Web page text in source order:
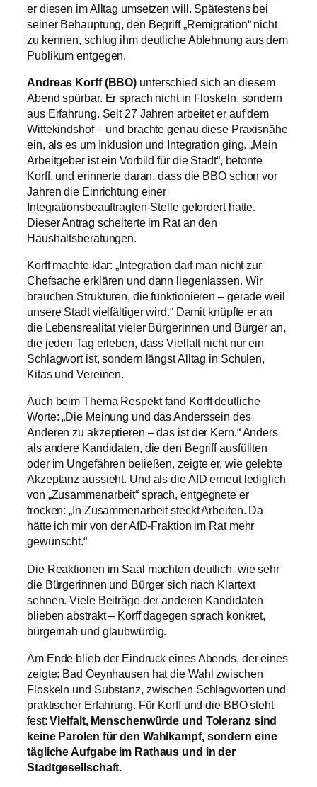
er diesen im Alltag umsetzen will. Spätestens bei
seiner Behauptung, den Begriff „Remigration“ nicht
zu kennen, schlug ihm deutliche Ablehnung aus dem
Publikum entgegen.
Andreas Korff (BBO) unterschied sich an diesem
Abend spürbar. Er sprach nicht in Floskeln, sondern
aus Erfahrung. Seit 27 Jahren arbeitet er auf dem
Wittekindshof – und brachte genau diese Praxisnähe
ein, als es um Inklusion und Integration ging. „Mein
Arbeitgeber ist ein Vorbild für die Stadt“, betonte
Korff, und erinnerte daran, dass die BBO schon vor
Jahren die Einrichtung einer
Integrationsbeauftragten-Stelle gefordert hatte.
Dieser Antrag scheiterte im Rat an den
Haushaltsberatungen.
Korff machte klar: „Integration darf man nicht zur
Chefsache erklären und dann liegenlassen. Wir
brauchen Strukturen, die funktionieren – gerade weil
unsere Stadt vielfältiger wird.“ Damit knüpfte er an
die Lebensrealität vieler Bürgerinnen und Bürger an,
die jeden Tag erleben, dass Vielfalt nicht nur ein
Schlagwort ist, sondern längst Alltag in Schulen,
Kitas und Vereinen.
Auch beim Thema Respekt fand Korff deutliche
Worte: „Die Meinung und das Anderssein des
Anderen zu akzeptieren – das ist der Kern.“ Anders
als andere Kandidaten, die den Begriff ausfüllten
oder im Ungefähren beließen, zeigte er, wie gelebte
Akzeptanz aussieht. Und als die AfD erneut lediglich
von „Zusammenarbeit“ sprach, entgegnete er
trocken: „In Zusammenarbeit steckt Arbeiten. Da
hätte ich mir von der AfD-Fraktion im Rat mehr
gewünscht.“
Die Reaktionen im Saal machten deutlich, wie sehr
die Bürgerinnen und Bürger sich nach Klartext
sehnen. Viele Beiträge der anderen Kandidaten
blieben abstrakt – Korff dagegen sprach konkret,
bürgernah und glaubwürdig.
Am Ende blieb der Eindruck eines Abends, der eines
zeigte: Bad Oeynhausen hat die Wahl zwischen
Floskeln und Substanz, zwischen Schlagworten und
praktischer Erfahrung. Für Korff und die BBO steht
fest:Vielfalt, Menschenwürde und Toleranz sind
keine Parolen für den Wahlkampf, sondern eine
tägliche Aufgabe im Rathaus und in der
Stadtgesellschaft.